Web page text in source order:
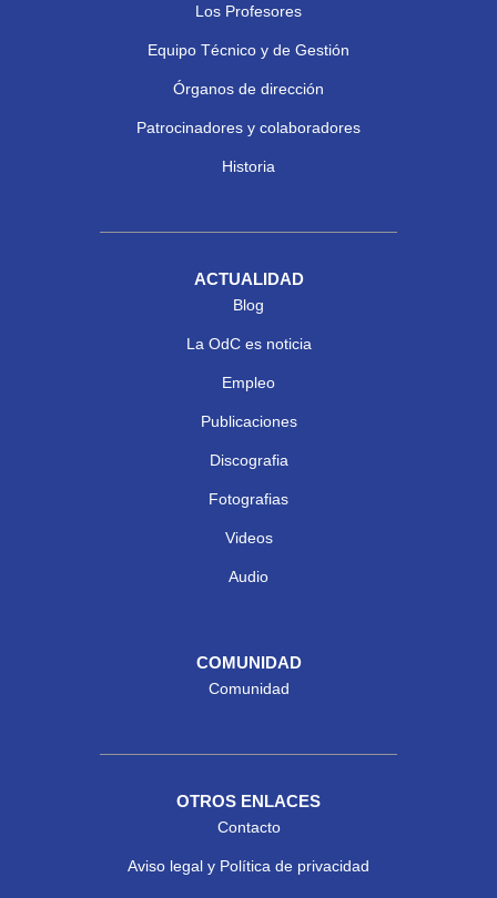
Los Profesores
Equipo Técnico y de Gestión
Órganos de dirección
Patrocinadores y colaboradores
Historia
ACTUALIDAD
Blog
La OdC es noticia
Empleo
Publicaciones
Discografia
Fotografias
Videos
Audio
COMUNIDAD
Comunidad
OTROS ENLACES
Contacto
Aviso legal y Política de privacidad